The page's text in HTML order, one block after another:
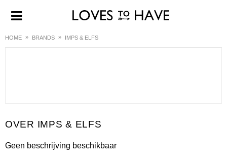
HOME BRANDS IMPS & ELFS
IMPS & ELFS
Geen beschrijving beschikbaar